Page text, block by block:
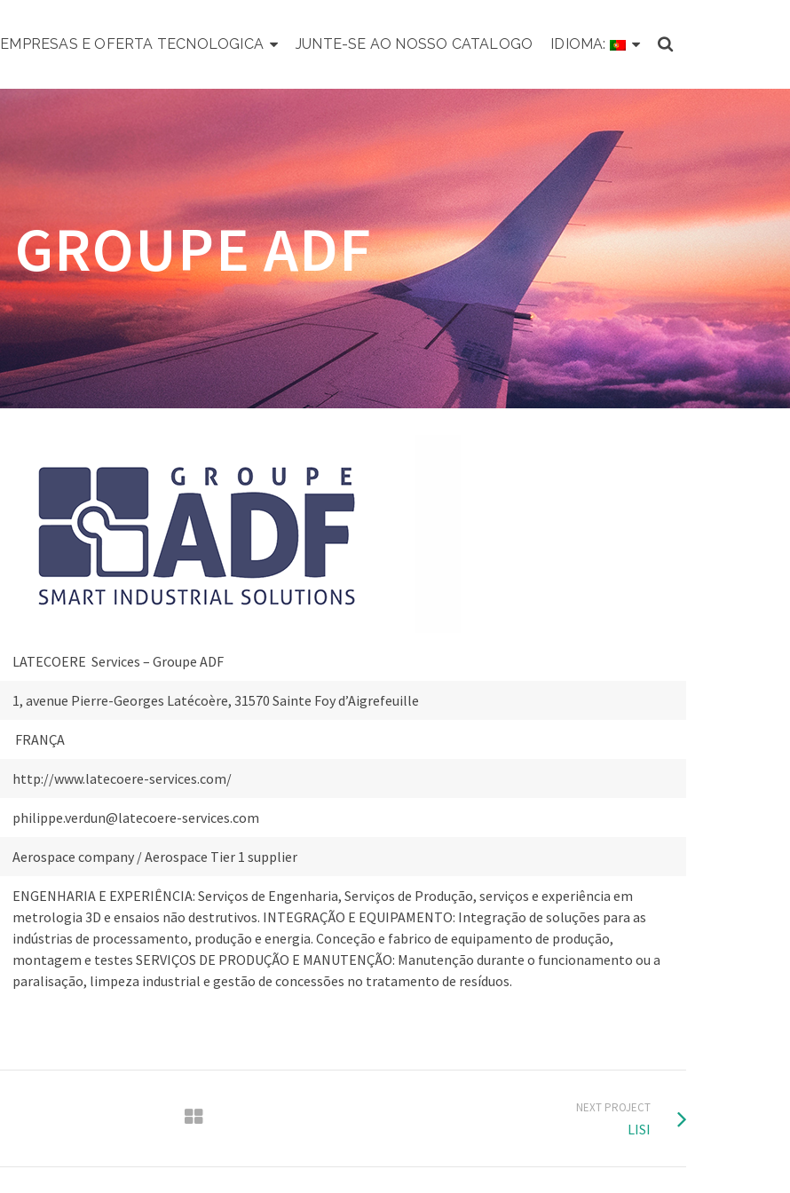
EMPRESAS E OFERTA TECNOLOGICA JUNTE-SE AO NOSSO CATALOGO IDIOMA:
GROUPE ADF
LATECOERE Services – Groupe ADF
1, avenue Pierre-Georges Latécoère, 31570 Sainte Foy d’Aigrefeuille
FRANÇA
http://www.latecoere-services.com/
philippe.verdun@latecoere-services.com
Aerospace company / Aerospace Tier 1 supplier
ENGENHARIA E EXPERIÊNCIA: Serviços de Engenharia, Serviços de Produção, serviços e experiência em
metrologia 3D e ensaios não destrutivos. INTEGRAÇÃO E EQUIPAMENTO: Integração de soluções para as
indústrias de processamento, produção e energia. Conceção e fabrico de equipamento de produção,
montagem e testes SERVIÇOS DE PRODUÇÃO E MANUTENÇÃO: Manutenção durante o funcionamento ou a
paralisação, limpeza industrial e gestão de concessões no tratamento de resíduos.
NEXT PROJECT
LISI